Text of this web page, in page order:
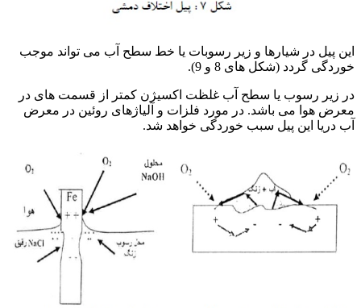
این پیل در شیارها و زیر رسوبات یا خط سطح آب می تواند موجب
خوردگی گردد (شکل های 8 و 9).
در زیر رسوب یا سطح آب غلظت اکسیژن کمتر از قسمت های در
معرض هوا می باشد. در مورد فلزات و آلیاژهای روئین در معرض
آب دریا این پیل سبب خوردگی خواهد شد.